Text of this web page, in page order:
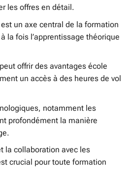
les offres en détail.
un axe central de la formation
la fois l’apprentissage théorique
offrir des avantages école
un accès à des heures de vol
notamment les
profondément la manière
la collaboration avec les
crucial pour toute formation